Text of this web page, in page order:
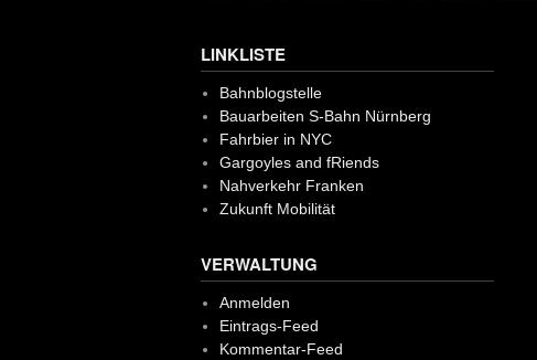
LINKLISTE
Bahnblogstelle
Bauarbeiten S-Bahn Nürnberg
Fahrbier in NYC
Gargoyles and fRiends
Nahverkehr Franken
Zukunft Mobilität
VERWALTUNG
Anmelden
Eintrags-Feed
Kommentar-Feed